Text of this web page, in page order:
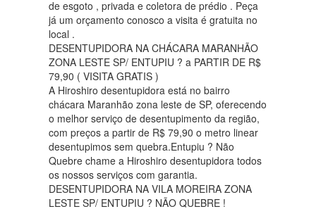
de esgoto , privada e coletora de prédio . Peça
já um orçamento conosco a visita é gratuita no
local .
DESENTUPIDORA NA CHÁCARA MARANHÃO
ZONA LESTE SP/ ENTUPIU ? a PARTIR DE R$
79,90 ( VISITA GRATIS )
A Hiroshiro desentupidora está no bairro
chácara Maranhão zona leste de SP, oferecendo
o melhor serviço de desentupimento da região,
com preços a partir de R$ 79,90 o metro linear
desentupimos sem quebra.Entupiu ? Não
Quebre chame a Hiroshiro desentupidora todos
os nossos serviços com garantia.
DESENTUPIDORA NA VILA MOREIRA ZONA
LESTE SP/ ENTUPIU ? NÃO QUEBRE !